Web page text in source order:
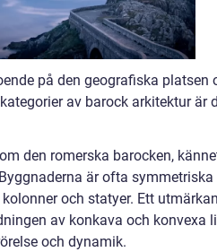
på den geografiska platsen
av barock arkitektur är
den romerska barocken,
är ofta symmetriska
och statyer. Ett
av konkava och konvexa
och dynamik.